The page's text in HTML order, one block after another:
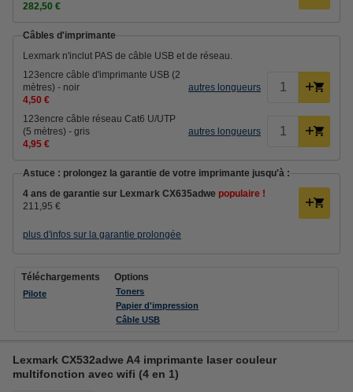
282,50 €
Câbles d'imprimante
Lexmark n'inclut PAS de câble USB et de réseau.
123encre câble d'imprimante USB (2
mètres) - noir
4,50 €
autres longueurs
123encre câble réseau Cat6 U/UTP
(5 mètres) - gris
4,95 €
autres longueurs
Astuce : prolongez la garantie de votre imprimante jusqu'à :
4 ans de garantie sur Lexmark CX635adwe populaire !
211,95 €
plus d'infos sur la garantie prolongée
Téléchargements
Pilote
Options
Toners
Papier d'impression
Câble USB
Lexmark CX532adwe A4 imprimante laser couleur
multifonction avec wifi (4 en 1)